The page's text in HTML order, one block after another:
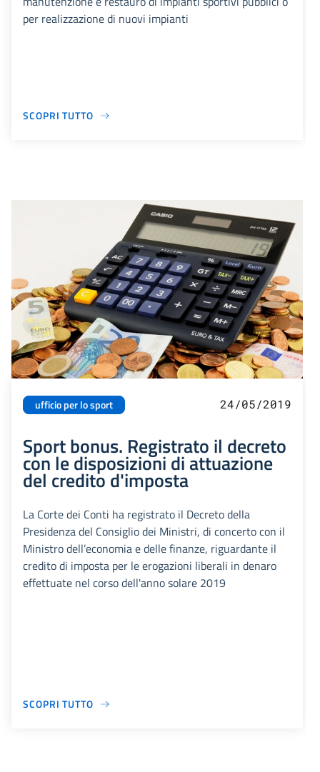
per realizzazione di nuovi impianti
SCOPRI TUTTO
ufficio per lo sport 24/05/2019
Sport bonus. Registrato il decreto
con le disposizioni di attuazione
del credito d'imposta
La Corte dei Conti ha registrato il Decreto della
Presidenza del Consiglio dei Ministri, di concerto con il
Ministro dell’economia e delle finanze, riguardante il
credito di imposta per le erogazioni liberali in denaro
effettuate nel corso dell'anno solare 2019
SCOPRI TUTTO